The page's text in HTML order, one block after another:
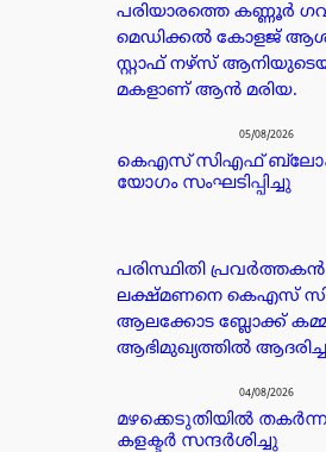
പരിയാരത്തെ കണ്ണൂർ
മെഡിക്കൽ കോളജ്
സ്റ്റാഫ് നഴ്സ്
മകളാണ് ആൻ മരിയ.
05/08/2026
കെഎസ് സിഎഫ് ബ്ലോക്ക്
യോഗം സംഘടിപ്പിച്ചു
പരിസ്ഥിതി
ലക്ഷ്മണനെ കെഎസ്
ആലക്കോട ബ്ലോക്ക്
ആഭിമുഖ്യത്തിൽ
04/08/2026
മഴക്കെടുതിയിൽ
കളക്ടർ സന്ദർശിച്ചു